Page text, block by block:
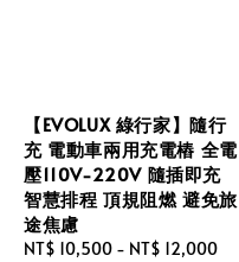
【EVOLUX 綠行家】隨行
充 電動車兩用充電樁 全電
壓110V-220V 隨插即充
智慧排程 頂規阻燃 避免旅
途焦慮
Regular
NT$ 10,500 - NT$ 12,000